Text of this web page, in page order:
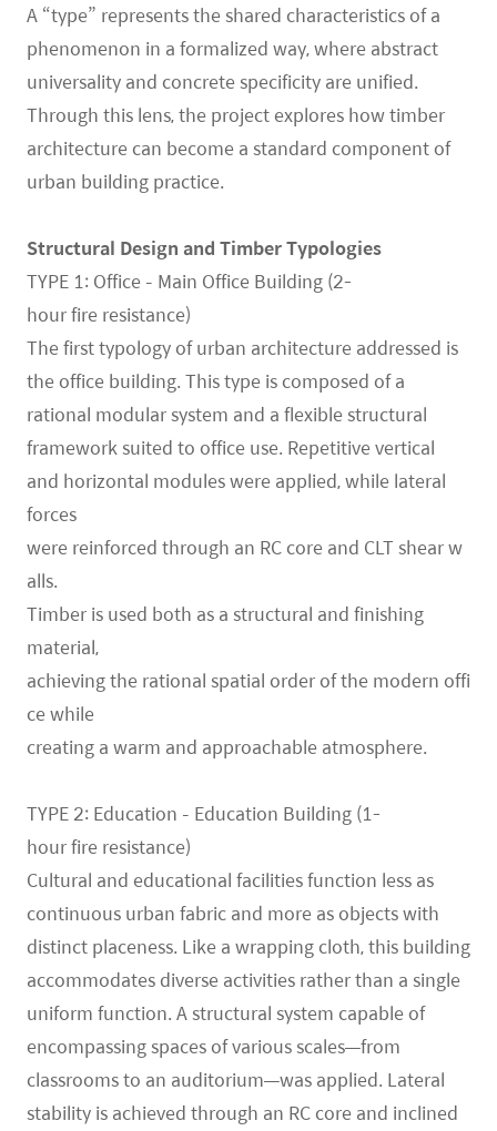
A “type” represents the shared characteristics of a
phenomenon in a formalized way, where abstract
universality and concrete specificity are unified.
Through this lens, the project explores how timber
architecture can become a standard component of
urban building practice.
Structural Design and Timber Typologies
TYPE 1: Office – Main Office Building (2-
hour fire resistance)
The first typology of urban architecture addressed is
the office building. This type is composed of a
rational modular system and a flexible structural
framework suited to office use. Repetitive vertical
and horizontal modules were applied, while lateral
forces
were reinforced through an RC core and CLT shear w
alls.
Timber is used both as a structural and finishing
material,
achieving the rational spatial order of the modern offi
ce while
creating a warm and approachable atmosphere.
TYPE 2: Education – Education Building (1-
hour fire resistance)
Cultural and educational facilities function less as
continuous urban fabric and more as objects with
distinct placeness. Like a wrapping cloth, this building
accommodates diverse activities rather than a single
uniform function. A structural system capable of
encompassing spaces of various scales—from
classrooms to an auditorium—was applied. Lateral
stability is achieved through an RC core and inclined